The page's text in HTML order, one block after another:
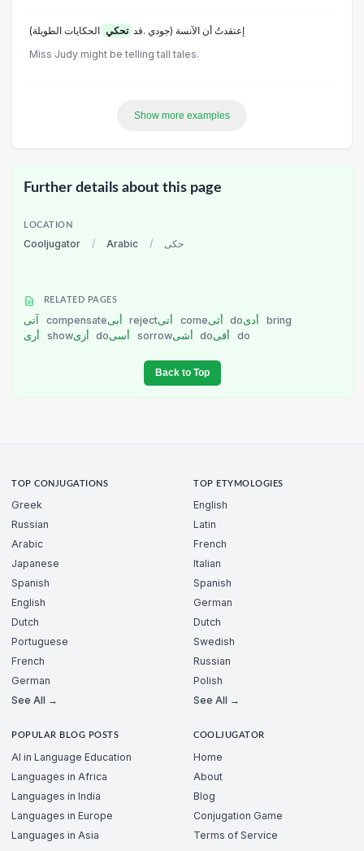
(إعتقدتُ أن الآنسة (جودي .قد تحكي الحكايات الطويلة
Miss Judy might be telling tall tales.
Show more examples
Further details about this page
LOCATION
Cooljugator / Arabic / حكى
RELATED PAGES
compensate reject come do
bring
show do sorrow do do
Back to Top
TOP CONJUGATIONS
Greek
Russian
Arabic
Japanese
Spanish
English
Dutch
Portuguese
French
German
See All →
TOP ETYMOLOGIES
English
Latin
French
Italian
Spanish
German
Dutch
Swedish
Russian
Polish
See All →
POPULAR BLOG POSTS
AI in Language Education
Languages in Africa
Languages in India
Languages in Europe
Languages in Asia
COOLJUGATOR
Home
About
Blog
Conjugation Game
Terms of Service